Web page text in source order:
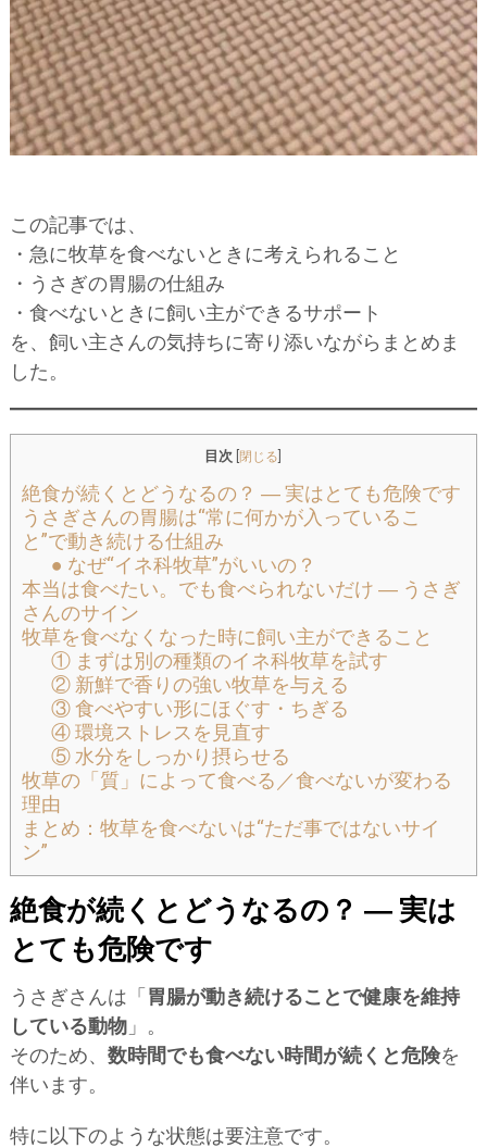
この記事では、
・急に牧草を食べないときに考えられること
・うさぎの胃腸の仕組み
・食べないときに飼い主ができるサポート
を、飼い主さんの気持ちに寄り添いながらまとめま
した。
目次 閉じる
絶食が続くとどうなるの？ ― 実はとても危険です
うさぎさんの胃腸は“常に何かが入っているこ
と”で動き続ける仕組み
● なぜ“イネ科牧草”がいいの？
本当は食べたい。でも食べられないだけ ― うさぎ
さんのサイン
牧草を食べなくなった時に飼い主ができること
① まずは別の種類のイネ科牧草を試す
② 新鮮で香りの強い牧草を与える
③ 食べやすい形にほぐす・ちぎる
④ 環境ストレスを見直す
⑤ 水分をしっかり摂らせる
牧草の「質」によって食べる／食べないが変わる
理由
まとめ：牧草を食べないは“ただ事ではないサイ
ン”
絶食が続くとどうなるの？ ― 実は
とても危険です
うさぎさんは「 胃腸が動き続けることで健康を維持
している動物」。
そのため、 数時間でも食べない時間が続くと危険を
伴います。
特に以下のような状態は要注意です。